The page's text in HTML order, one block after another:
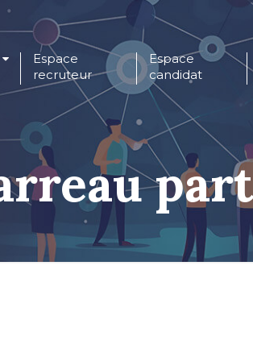
Espace
recruteur
Espace
candidat